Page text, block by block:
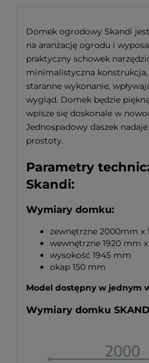
Domek ogrodowy Skandi
na aranżację ogrodu i
praktyczny schowek
minimalistyczna
staranne wykonanie,
wygląd. Domek będzie
wpisze się doskonale w
Jednospadowy daszek
prostoty.
Parametry
Skandi:
Wymiary domku:
zewnętrzne 2000mm x
wewnętrzne 1920 mm x
wysokość 1945 mm
okap 150 mm
Model dostępny w jednym
Wymiary domku